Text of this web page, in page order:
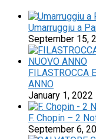
Umarruggiu a
September 15,
FILASTROCCA
ANNO
January 1, 2022
F. Chopin – 2
September 6,